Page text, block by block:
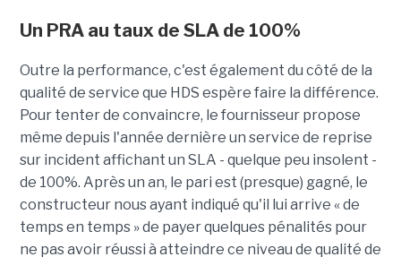
Un PRA au taux de SLA de 100%
Outre la performance, c'est également du côté de la
qualité de service que HDS espère faire la différence.
Pour tenter de convaincre, le fournisseur propose
même depuis l'année dernière un service de reprise
sur incident affichant un SLA - quelque peu insolent -
de 100%. Après un an, le pari est (presque) gagné, le
constructeur nous ayant indiqué qu'il lui arrive « de
temps en temps » de payer quelques pénalités pour
ne pas avoir réussi à atteindre ce niveau de qualité de